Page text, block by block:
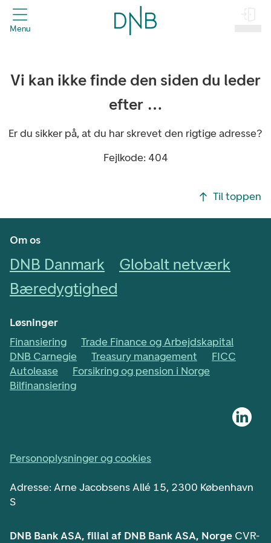
header.title
Menu
Vi kan ikke finde den siden du leder
efter …
Er du sikker på, at du har skrevet den rigtige adresse?
Fejlkode: 404
Til toppen
Om os
DNB Danmark
Globalt netværk
Bæredygtighed
Løsninger
Finansiering
Trade Finance og Arbejdskapital
DNB Carnegie
Treasury management
FICC
Autolease
Forsikring og pension i Norge
Bilfinansiering
Personoplysninger og cookies
Adresse: Arne Jacobsens Allé 15, 2300 København
S
DNB Bank ASA, filial af DNB Bank ASA, Norge CVR-